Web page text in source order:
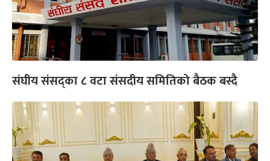
संघीय संसद्का ८ वटा संसदीय समितिको बैठक बस्दै